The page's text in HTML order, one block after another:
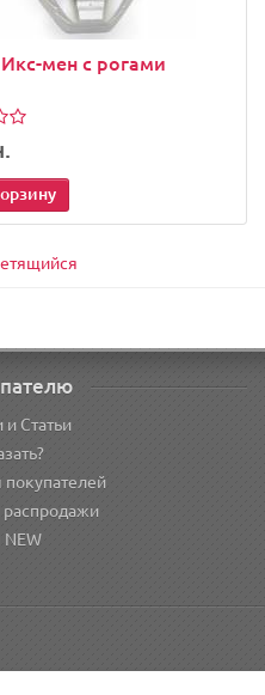
мен с рогами
и Статьи